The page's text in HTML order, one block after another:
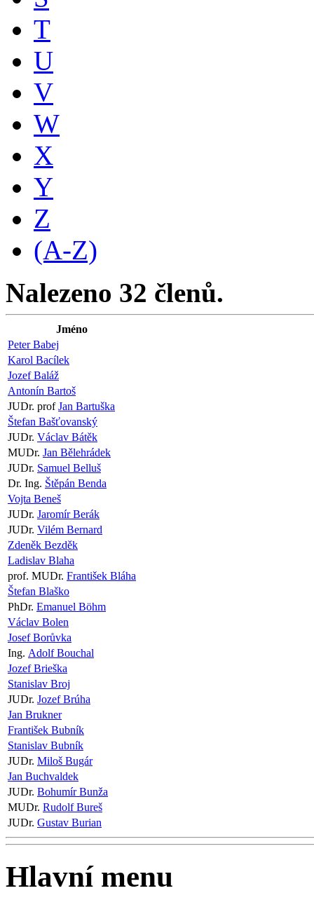
T
U
V
W
X
Y
Z
(A-Z)
Nalezeno 32 členů.
Jméno
Peter Babej
Karol Bacílek
Jozef Baláž
Antonín Bartoš
JUDr. profJan Bartuška
Štefan Bašťovanský
JUDr. Václav Bátěk
MUDr. Jan Bělehrádek
JUDr. Samuel Belluš
Dr. Ing. Štěpán Benda
Vojta Beneš
JUDr. Jaromír Berák
JUDr. Vilém Bernard
Zdeněk Bezděk
Ladislav Blaha
prof. MUDr. František Bláha
Štefan Blaško
PhDr. Emanuel Böhm
Václav Bolen
Josef Borůvka
Ing. Adolf Bouchal
Jozef Brieška
Stanislav Broj
JUDr. Jozef Brúha
Jan Brukner
František Bubník
Stanislav Bubník
JUDr. Miloš Bugár
Jan Buchvaldek
JUDr. Bohumír Bunža
MUDr. Rudolf Bureš
JUDr. Gustav Burian
Hlavní menu